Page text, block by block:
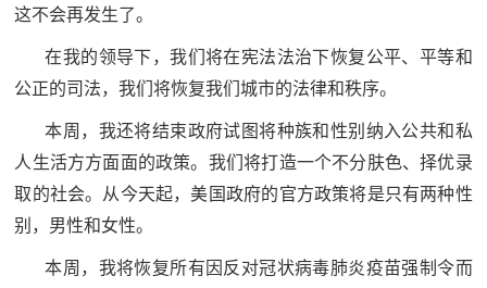
这不会再发生了。
在我的领导下，我们将在宪法法治下恢复公平、平等和
公正的司法，我们将恢复我们城市的法律和秩序。
本周，我还将结束政府试图将种族和性别纳入公共和私
人生活方方面面的政策。我们将打造一个不分肤色、择优录
取的社会。从今天起，美国政府的官方政策将是只有两种性
别，男性和女性。
本周，我将恢复所有因反对冠状病毒肺炎疫苗强制令而